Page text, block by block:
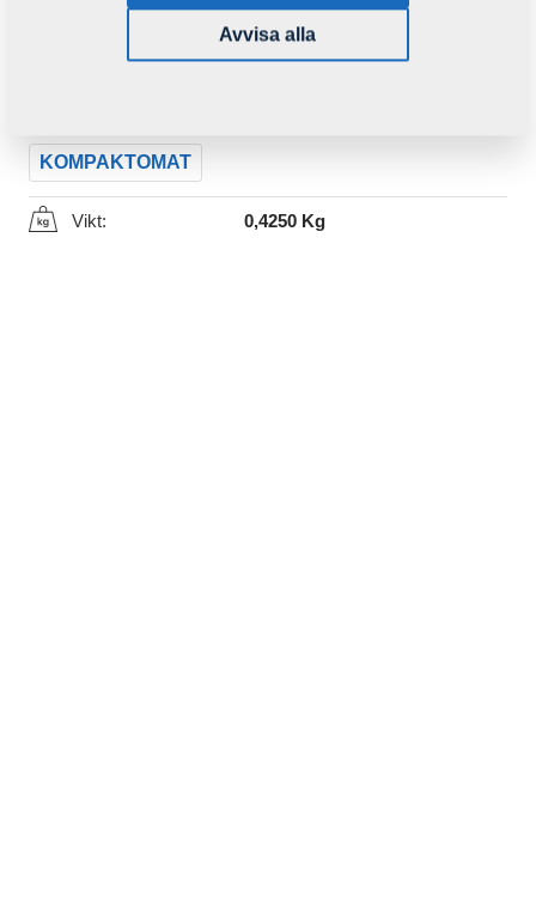
Produktkod: 4003401
Ursprungligt katalognummer: 4000196
KOMPAKTOMAT
Vikt: 0,4250 Kg
Avvisa alla